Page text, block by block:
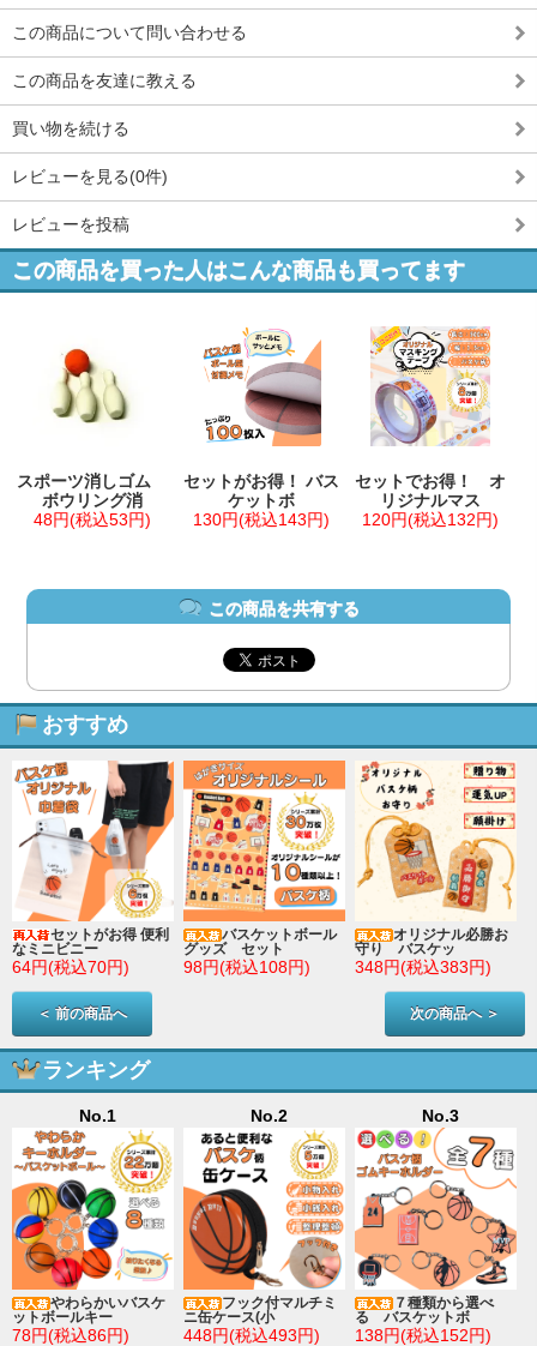
この商品について問い合わせる
この商品を友達に教える
買い物を続ける
レビューを見る(0件)
レビューを投稿
この商品を買った人はこんな商品も買ってます
スポーツ消しゴム
ボウリング消
48円(税込53円)
セットがお得！ バス
ケットボ
130円(税込143円)
セットでお得！ オ
リジナルマス
120円(税込132円)
この商品を共有する
おすすめ
セットがお得 便利
なミニビニー
64円(税込70円)
バスケットボール
グッズ セット
98円(税込108円)
オリジナル必勝お
守り バスケッ
348円(税込383円)
＜ 前の商品へ 次の商品へ ＞
ランキング
No.1
やわらかいバスケ
ットボールキー
78円(税込86円)
No.2
フック付マルチミ
ニ缶ケース(小
448円(税込493円)
No.3
７種類から選べ
る バスケットボ
138円(税込152円)